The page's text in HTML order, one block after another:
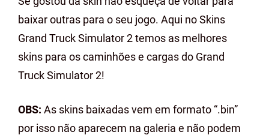
baixar outras para o seu jogo. Aqui no Skins
Grand Truck Simulator 2 temos as melhores
skins para os caminhões e cargas do Grand
Truck Simulator 2!
OBS: As skins baixadas vem em formato “.bin”
por isso não aparecem na galeria e não podem